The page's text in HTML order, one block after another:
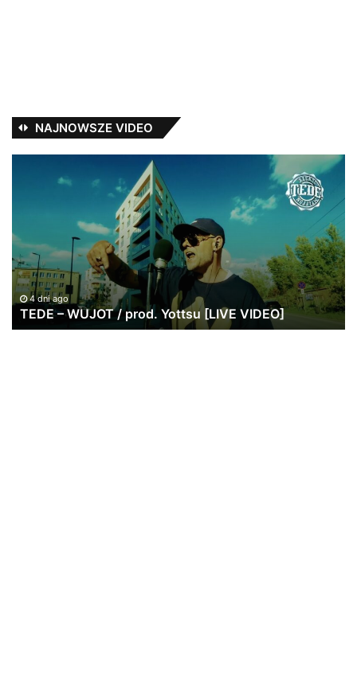
NAJNOWSZE VIDEO
Yottsu
[LIVE
VIDEO]
4 dni ago
TEDE – WUJOT / prod. Yottsu [LIVE VIDEO]
|
20
lat